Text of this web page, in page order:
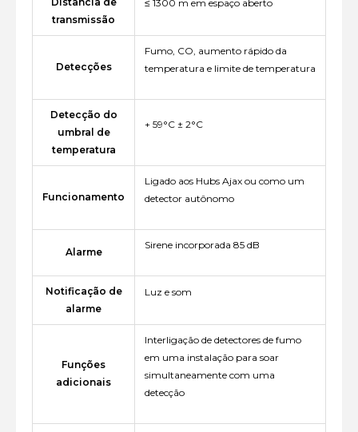
transmissão
≤ 1300 m em espaço aberto
Detecções
Fumo, CO, aumento rápido da
temperatura e limite de temperatura
Detecção do
umbral de
temperatura
+ 59°С ± 2°С
Funcionamento
Ligado aos Hubs Ajax ou como um
detector autônomo
Alarme
Sirene incorporada 85 dB
Notificação de
alarme
Luz e som
Funções
adicionais
Interligação de detectores de fumo
em uma instalação para soar
simultaneamente com uma
detecção